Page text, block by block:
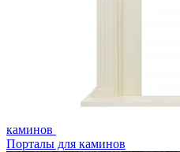
каминов
Порталы для каминов